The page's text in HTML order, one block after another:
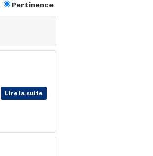
Pertinence
Lire la suite